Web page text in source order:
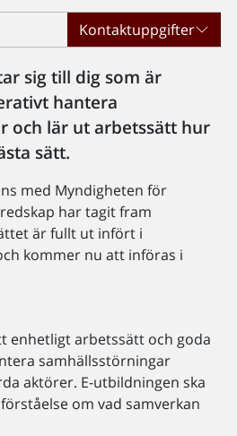
Kontaktuppgifter
sig till dig som är
hantera
och lär ut arbetssätt hur
sätt.
med Myndigheten för
har tagit fram
är fullt ut infört i
kommer nu att införas i
enhetligt arbetssätt och goda
samhällsstörningar
aktörer. E-utbildningen ska
om vad samverkan